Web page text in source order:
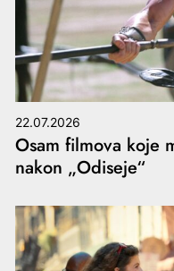
22.07.2026
Osam filmova koje
nakon „Odiseje“